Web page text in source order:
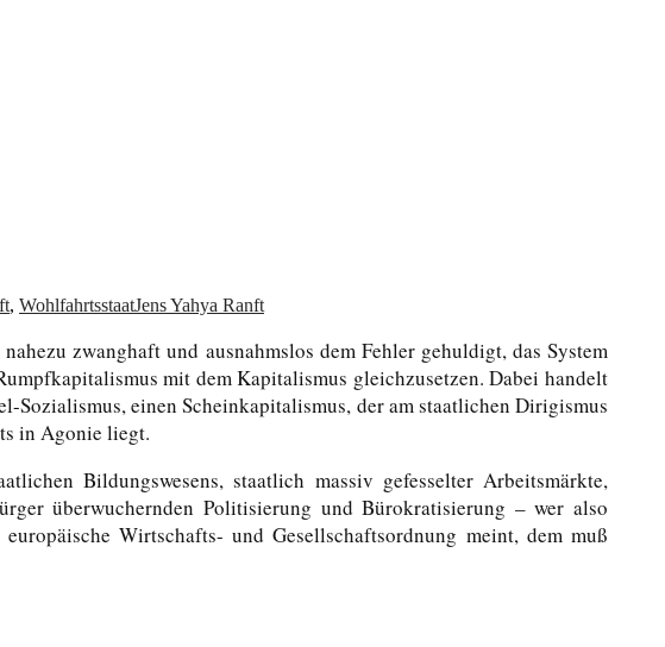
, WohlfahrtsstaatJens Yahya Ranft
zwanghaft und ausnahmslos dem Fehler gehuldigt, das System
mit dem Kapitalismus gleichzusetzen. Dabei handelt
einen Scheinkapitalismus, der am staatlichen Dirigismus
in Agonie liegt.
Bildungswesens, staatlich massiv gefesselter Arbeitsmärkte,
überwuchernden Politisierung und Bürokratisierung – wer also
Wirtschafts- und Gesellschaftsordnung meint, dem muß